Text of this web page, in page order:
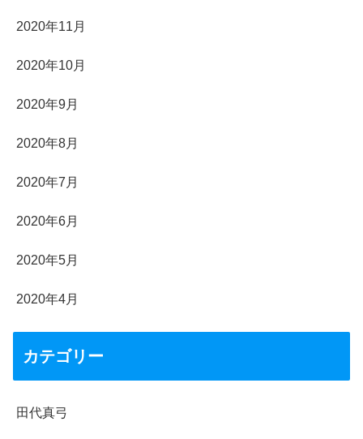
2020年11月
2020年10月
2020年9月
2020年8月
2020年7月
2020年6月
2020年5月
2020年4月
カテゴリー
田代真弓